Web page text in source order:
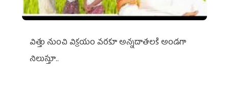
విత్తు నుంచి విక్రయం వరకూ అన్నదాతలకి అండగా
నిలుస్తూ..